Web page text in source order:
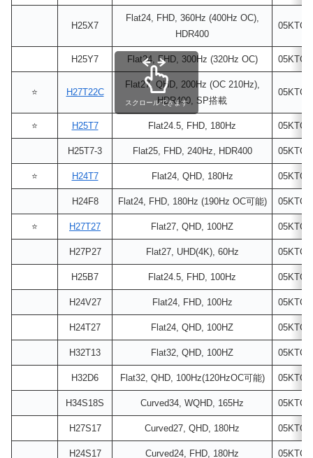
H25X7
Flat24, FHD, 360Hz (400Hz OC),
HDR400
H25Y7 Flat24, FHD, 300Hz (320Hz OC)
⭐ H27T22C
Flat27, QHD, 200Hz (OC 210Hz),
HDR400, SP搭載
⭐ H25T7 Flat24.5, FHD, 180Hz
H25T7-3 Flat25, FHD, 240Hz, HDR400
⭐ H24T7 Flat24, QHD, 180Hz
H24F8 Flat24, FHD, 180Hz (190Hz OC可能)
⭐ H27T27 Flat27, QHD, 100HZ
H27P27 Flat27, UHD(4K), 60Hz
H25B7 Flat24.5, FHD, 100Hz
H24V27 Flat24, FHD, 100Hz
H24T27 Flat24, QHD, 100HZ
H32T13 Flat32, QHD, 100HZ
H32D6 Flat32, QHD, 100Hz(120HzOC可能)
H34S18S Curved34, WQHD, 165Hz
H27S17 Curved27, QHD, 180Hz
H24S17 Curved24, FHD, 180Hz
スクロールできます